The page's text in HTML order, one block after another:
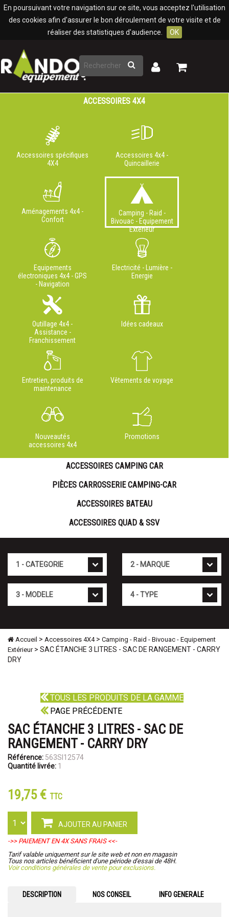
En poursuivant votre navigation sur ce site, vous acceptez l'utilisation
des cookies afin d'assurer le bon déroulement de votre visite et de
réaliser des statistiques d'audience.
OK
Rechercher
Mon
Mon
ACCESSOIRES 4X4
Accessoires spécifiques
4X4
Accessoires 4x4 -
Quincaillerie
Aménagements 4x4 -
Confort
Camping - Raid -
Bivouac - Equipement
Extérieur
Equipements
électroniques 4x4 - GPS
- Navigation
Electricité - Lumière -
Energie
Outillage 4x4 -
Assistance -
Franchissement
Idées cadeaux
Entretien, produits de
maintenance
Vêtements de voyage
Nouveautés
accessoires 4x4
Promotions
ACCESSOIRES CAMPING CAR
PIÈCES CARROSSERIE CAMPING-CAR
ACCESSOIRES BATEAU
ACCESSOIRES QUAD & SSV
Accueil > Accessoires 4X4> Camping - Raid - Bivouac - Equipement
Extérieur> SAC ÉTANCHE 3 LITRES - SAC DE RANGEMENT - CARRY
DRY
TOUS LES PRODUITS DE LA GAMME
PAGE PRÉCÉDENTE
SAC ÉTANCHE 3 LITRES - SAC DE
RANGEMENT - CARRY DRY
Référence: 563SI12574
Quantité livrée: 1
19,75 € TTC
AJOUTER AU PANIER
->> PAIEMENT EN 4X SANS FRAIS <<-
Tarif valable uniquement sur le site web et non en magasin
Tous nos articles bénéficient d'une période d'essai de 48H.
Voir conditions générales de vente pour exclusions.
DESCRIPTION NOS CONSEIL INFO GENERALE
Panneau de gestion des cookies